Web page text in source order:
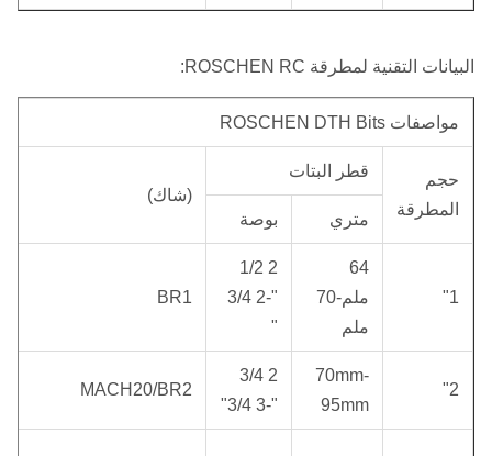
البيانات التقنية لمطرقة ROSCHEN RC:
مواصفات ROSCHEN DTH Bits
حجم
المطرقة
قطر البتات
(شاك)
متري
بوصة
1"
64
ملم-70
ملم
2 1/2
"-2 3/4
"
BR1
2"
70mm-
95mm
2 3/4
"-3 3/4"
MACH20/BR2